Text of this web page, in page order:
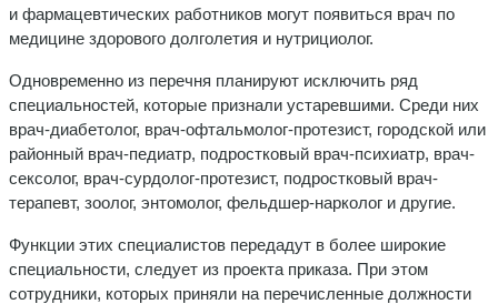
и фармацевтических работников могут появиться врач по
медицине здорового долголетия и нутрициолог.
Одновременно из перечня планируют исключить ряд
специальностей, которые признали устаревшими. Среди них
врач-диабетолог, врач-офтальмолог-протезист, городской или
районный врач-педиатр, подростковый врач-психиатр, врач-
сексолог, врач-сурдолог-протезист, подростковый врач-
терапевт, зоолог, энтомолог, фельдшер-нарколог и другие.
Функции этих специалистов передадут в более широкие
специальности, следует из проекта приказа. При этом
сотрудники, которых приняли на перечисленные должности